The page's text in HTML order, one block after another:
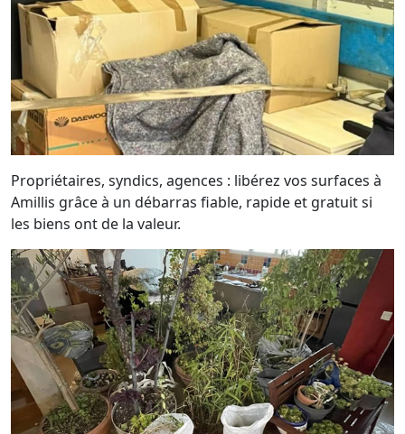
Propriétaires, syndics, agences : libérez vos surfaces à
Amillis grâce à un débarras fiable, rapide et gratuit si
les biens ont de la valeur.